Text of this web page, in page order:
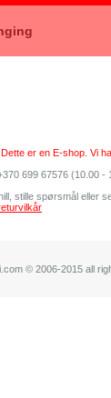
er en E-shop. Vi
699 67576 (10.00 -
stille spørsmål eller
© 2006-2015 all